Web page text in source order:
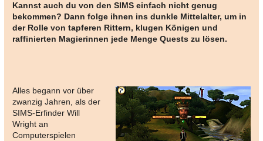
Kannst auch du von den SIMS einfach nicht genug
bekommen? Dann folge ihnen ins dunkle Mittelalter, um in
der Rolle von tapferen Rittern, klugen Königen und
raffinierten Magierinnen jede Menge Quests zu lösen.
Alles begann vor über
zwanzig Jahren, als der
SIMS-Erfinder Will
Wright an
Computerspielen